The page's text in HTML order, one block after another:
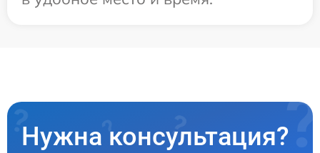
Нужна консультация?